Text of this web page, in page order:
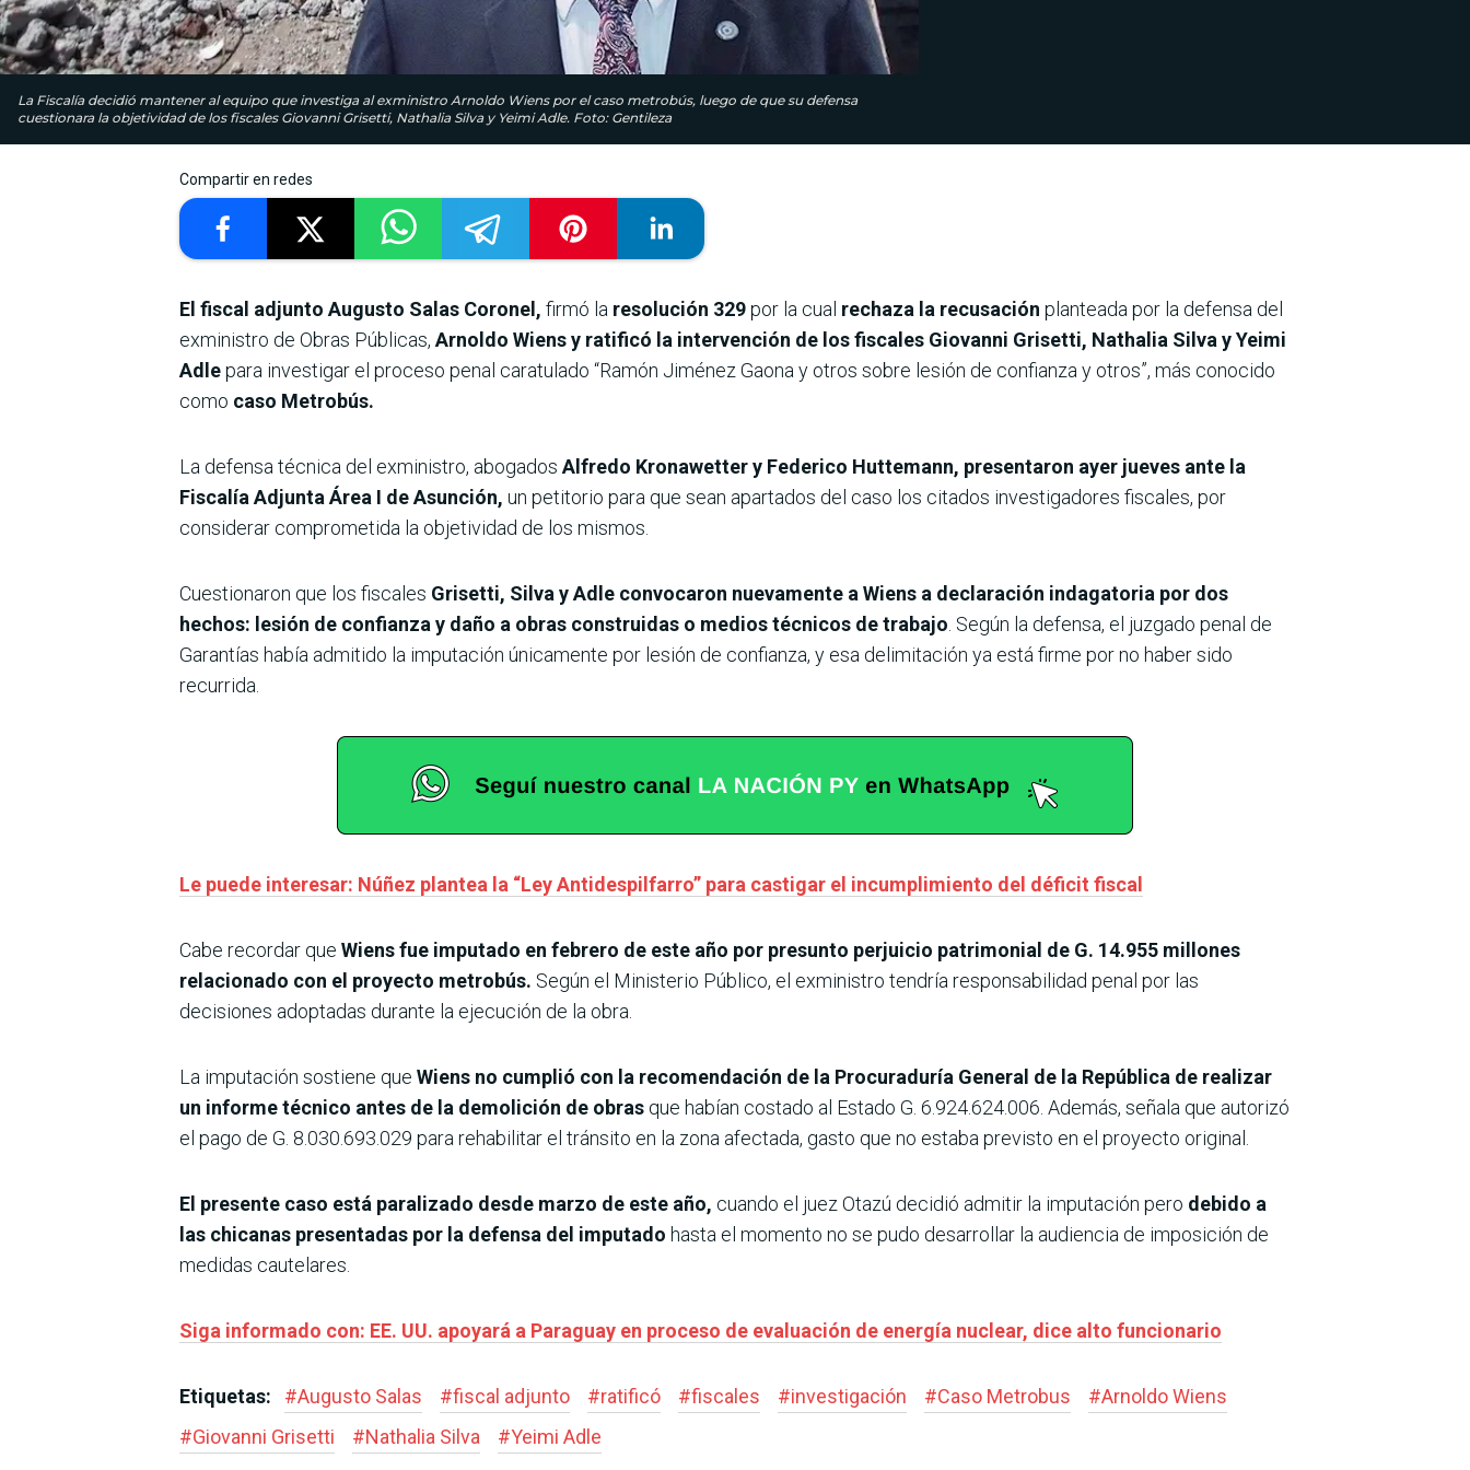
La Fiscalía decidió mantener al equipo que investiga al exministro Arnoldo Wiens por el caso metrobús, luego de que su defensa
cuestionara la objetividad de los fiscales Giovanni Grisetti, Nathalia Silva y Yeimi Adle. Foto: Gentileza
Compartir en redes
El fiscal adjunto Augusto Salas Coronel, firmó la resolución 329por la cual rechaza la recusación planteada por la defensa del
exministro de Obras Públicas, Arnoldo Wiens y ratificó la intervención de los fiscales Giovanni Grisetti, Nathalia Silva y Yeimi
Adlepara investigar el proceso penal caratulado “Ramón Jiménez Gaona y otros sobre lesión de confianza y otros”, más conocido
como caso Metrobús.
La defensa técnica del exministro, abogados Alfredo Kronawetter y Federico Huttemann, presentaron ayer jueves ante la
Fiscalía Adjunta Área I de Asunción, un petitorio para que sean apartados del caso los citados investigadores fiscales, por
considerar comprometida la objetividad de los mismos.
Cuestionaron que los fiscales Grisetti, Silva y Adle convocaron nuevamente a Wiens a declaración indagatoria por dos
hechos: lesión de confianza y daño a obras construidas o medios técnicos de trabajo . Según la defensa, el juzgado penal de
Garantías había admitido la imputación únicamente por lesión de confianza, y esa delimitación ya está firme por no haber sido
recurrida.
Le puede interesar: Núñez plantea la “Ley Antidespilfarro” para castigar el incumplimiento del déficit fiscal
Cabe recordar que Wiens fue imputado en febrero de este año por presunto perjui­cio patrimonial de G. 14.955 millones
relacionado con el proyecto metrobús. Según el Ministerio Público, el exmi­nistro tendría responsabili­dad penal por las
decisiones adoptadas durante la ejecu­ción de la obra.
La imputación sostiene que Wiens no cumplió con la reco­mendación de la Procuradu­ría General de la República de realizar
un informe téc­nico antes de la demolición de obras que habían costado al Estado G. 6.924.624.006. Además, señala que autorizó
el pago de G. 8.030.693.029 para rehabilitar el tránsito en la zona afectada, gasto que no estaba previsto en el proyecto original.
El presente caso está parali­zado desde marzo de este año, cuando el juez Otazú decidió admitir la imputación pero debido a
las chicanas presen­tadas por la defensa del impu­tado hasta el momento no se pudo desarrollar la audien­cia de imposición de
medidas cautelares.
Siga informado con: EE. UU. apoyará a Paraguay en proceso de evaluación de energía nuclear, dice alto funcionario
Etiquetas: #Augusto Salas #fiscal adjunto #ratificó #fiscales #investigación #Caso Metrobus #Arnoldo Wiens
#Giovanni Grisetti #Nathalia Silva #Yeimi Adle